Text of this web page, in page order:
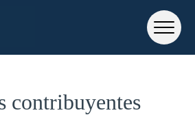
contribuyentes